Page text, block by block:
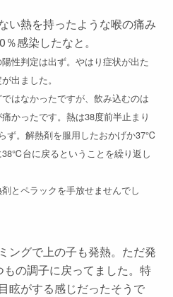
い熱を持ったような喉の痛み
感染したなと。
性判定は出ず。やはり症状が出た
出ました。
はなかったですが、飲み込むのは
かったです。熱は38度前半止まり
ず。解熱剤を服用したおかげか37℃
台に戻るということを繰り返し
とペラックを手放せませんでし
ングで上の子も発熱。ただ発
の調子に戻ってました。特
眩がする感じだったそうで